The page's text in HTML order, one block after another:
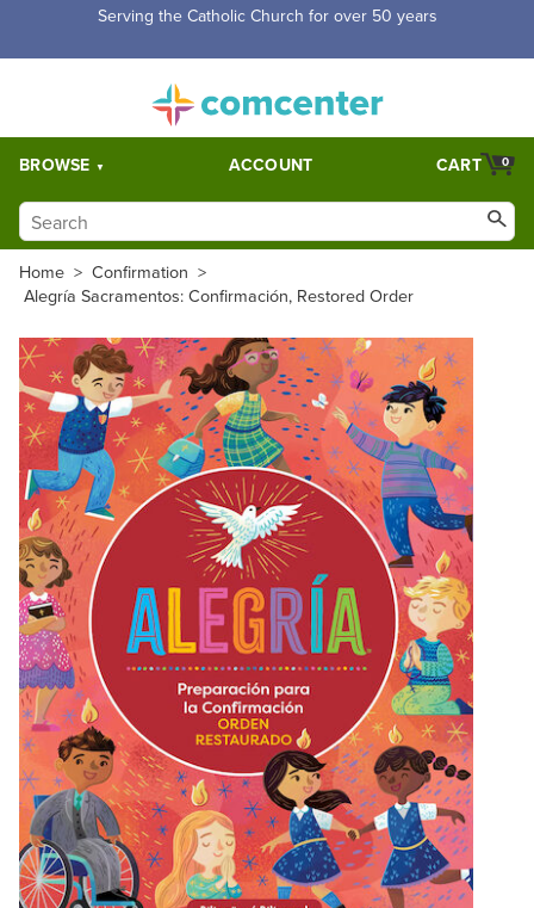
Free Shipping for orders over $5,000. Half price shipping for
BROWSE ACCOUNT 0
CART
Home > Confirmation >
Alegría Sacramentos: Confirmación, Restored Order